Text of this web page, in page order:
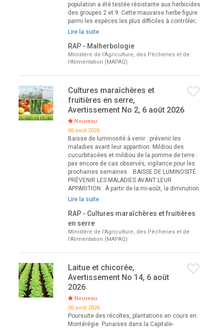
population a été testée résistante aux herbicides
des groupes 2 et 9. Cette mauvaise herbe figure
parmi les espèces les plus difficiles à contrôler;
Lire la suite
RAP - Malherbologie
Ministère de l'Agriculture, des Pêcheries et de
l'Alimentation (MAPAQ)
Cultures maraîchères et
fruitières en serre,
Avertissement No 2, 6 août 2026
Nouveau
06 août 2026
Baisse de luminosité à venir : prévenir les
maladies avant leur apparition. Mildiou des
cucurbitacées et mildiou de la pomme de terre :
pas encore de cas observés, vigilance pour les
prochaines semaines. BAISSE DE LUMINOSITÉ :
PRÉVENIR LES MALADIES AVANT LEUR
APPARITION À partir de la mi-août, la diminution
Lire la suite
RAP - Cultures maraîchères et fruitières
en serre
Ministère de l'Agriculture, des Pêcheries et de
l'Alimentation (MAPAQ)
Laitue et chicorée,
Avertissement No 14, 6 août
2026
Nouveau
06 août 2026
Poursuite des récoltes, plantations en cours en
Montérégie. Punaises dans la Capitale-